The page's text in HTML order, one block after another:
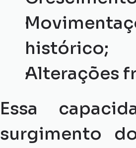
histórico;
Alterações
Essa
surgimento